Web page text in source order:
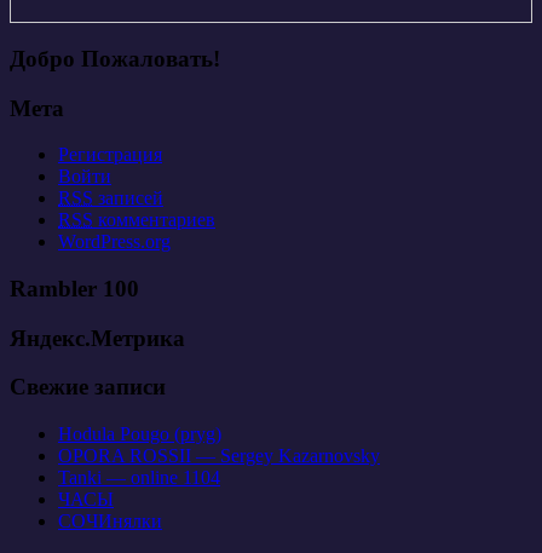
Добро Пожаловать!
Мета
Регистрация
Войти
RSS записей
RSS комментариев
WordPress.org
Rambler 100
Яндекс.Метрика
Свежие записи
Hodula Pougo (pryg)
OPORA ROSSII — Sergey Kazarnovsky
Tanki — online 1104
ЧАСЫ
СОЧИнялки